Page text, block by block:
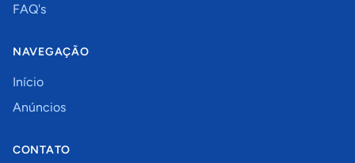
FAQ's
NAVEGAÇÃO
Início
Anúncios
CONTATO